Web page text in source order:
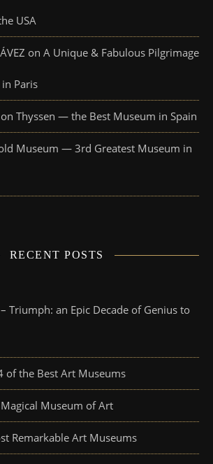
USA
on A Unique & Fabulous Pilgrimage
Paris
on Thyssen — the Best Museum in Spain
Museum — 3rd Greatest Museum in
RECENT POSTS
Triumph: an Epic Decade of Genius to
of the Best Art Museums
Museum of Art
Remarkable Art Museums